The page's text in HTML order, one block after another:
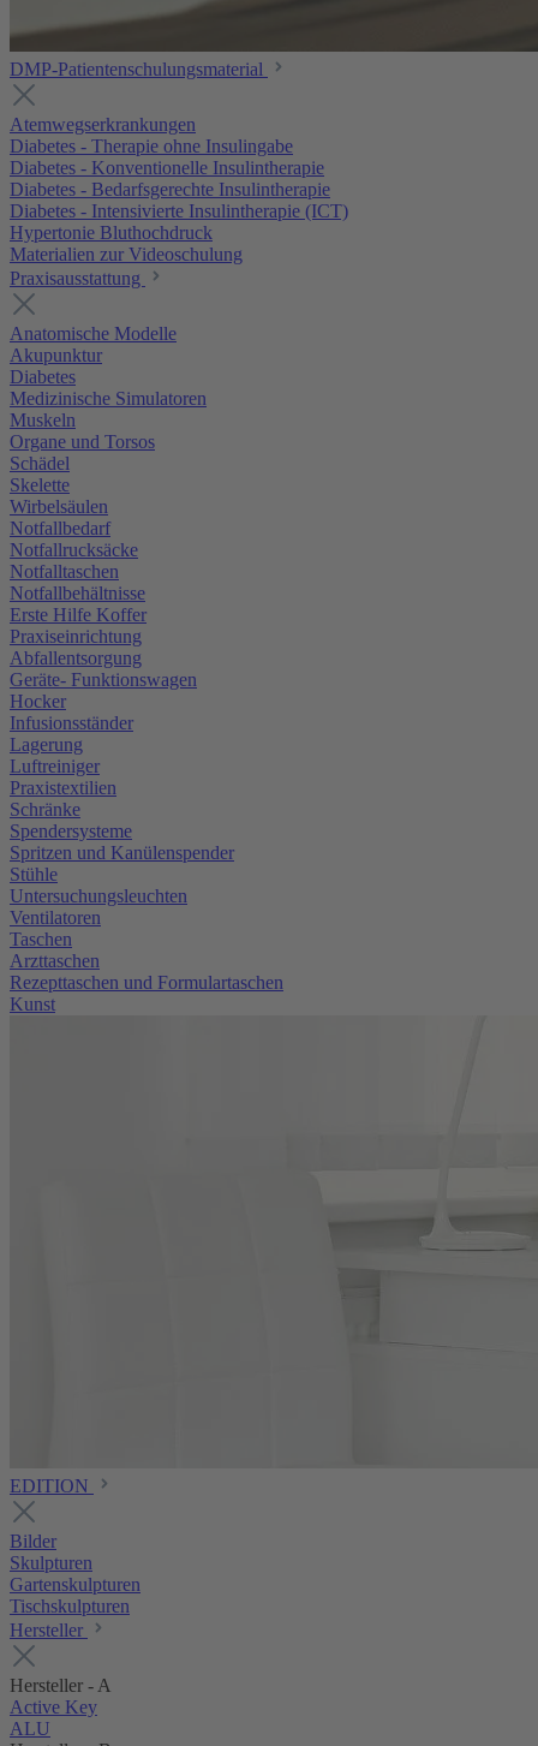
DMP-Patientenschulungsmaterial
Atemwegserkrankungen
Diabetes - Therapie ohne Insulingabe
Diabetes - Konventionelle Insulintherapie
Diabetes - Bedarfsgerechte Insulintherapie
Diabetes - Intensivierte Insulintherapie (ICT)
Hypertonie Bluthochdruck
Materialien zur Videoschulung
Praxisausstattung
Anatomische Modelle
Akupunktur
Diabetes
Medizinische Simulatoren
Muskeln
Organe und Torsos
Schädel
Skelette
Wirbelsäulen
Notfallbedarf
Notfallrucksäcke
Notfalltaschen
Notfallbehältnisse
Erste Hilfe Koffer
Praxiseinrichtung
Abfallentsorgung
Geräte- Funktionswagen
Hocker
Infusionsständer
Lagerung
Luftreiniger
Praxistextilien
Schränke
Spendersysteme
Spritzen und Kanülenspender
Stühle
Untersuchungsleuchten
Ventilatoren
Taschen
Arzttaschen
Rezepttaschen und Formulartaschen
Kunst
EDITION
Bilder
Skulpturen
Gartenskulpturen
Tischskulpturen
Hersteller
Hersteller - A
Active Key
ALU